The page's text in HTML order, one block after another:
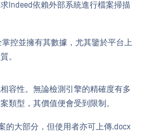
Indeed依賴外部系統進行檔案掃描
控並擁有其數據，尤其鑒於平台上
。
容性。無論檢測引擎的精確度有多
類型，其價值便會受到限制。
的大部分，但使用者亦可上傳.docx